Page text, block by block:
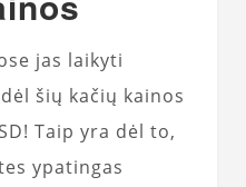
jas laikyti
šių kačių kainos
Taip yra dėl to,
ypatingas